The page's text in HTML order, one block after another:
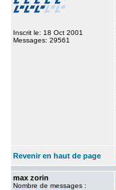
Inscrit le: 18 Oct 2001
Messages: 29561
Revenir en haut de page
max zorin
Nombre de messages :